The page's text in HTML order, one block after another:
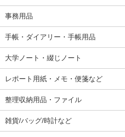
事務用品
手帳・ダイアリー・手帳用品
大学ノート・綴じノート
レポート用紙・メモ・便箋など
整理収納用品・ファイル
雑貨/バッグ/時計など